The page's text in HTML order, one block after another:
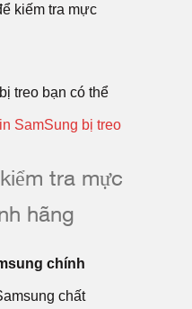
kiếm tra mực
treo bạn có thể
SamSung bị treo
tra mực
hãng
chính
chất